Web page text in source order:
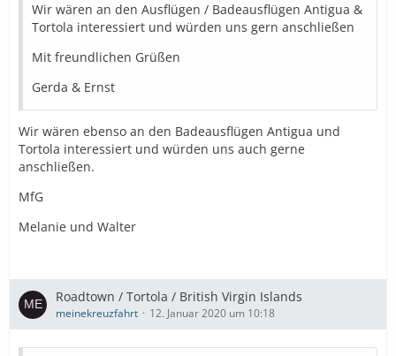
Wir wären an den Ausflügen / Badeausflügen Antigua &
Tortola interessiert und würden uns gern anschließen
Mit freundlichen Grüßen
Gerda & Ernst
Wir wären ebenso an den Badeausflügen Antigua und
Tortola interessiert und würden uns auch gerne
anschließen.
MfG
Melanie und Walter
Roadtown / Tortola / British Virgin Islands
meinekreuzfahrt 12. Januar 2020 um 10:18